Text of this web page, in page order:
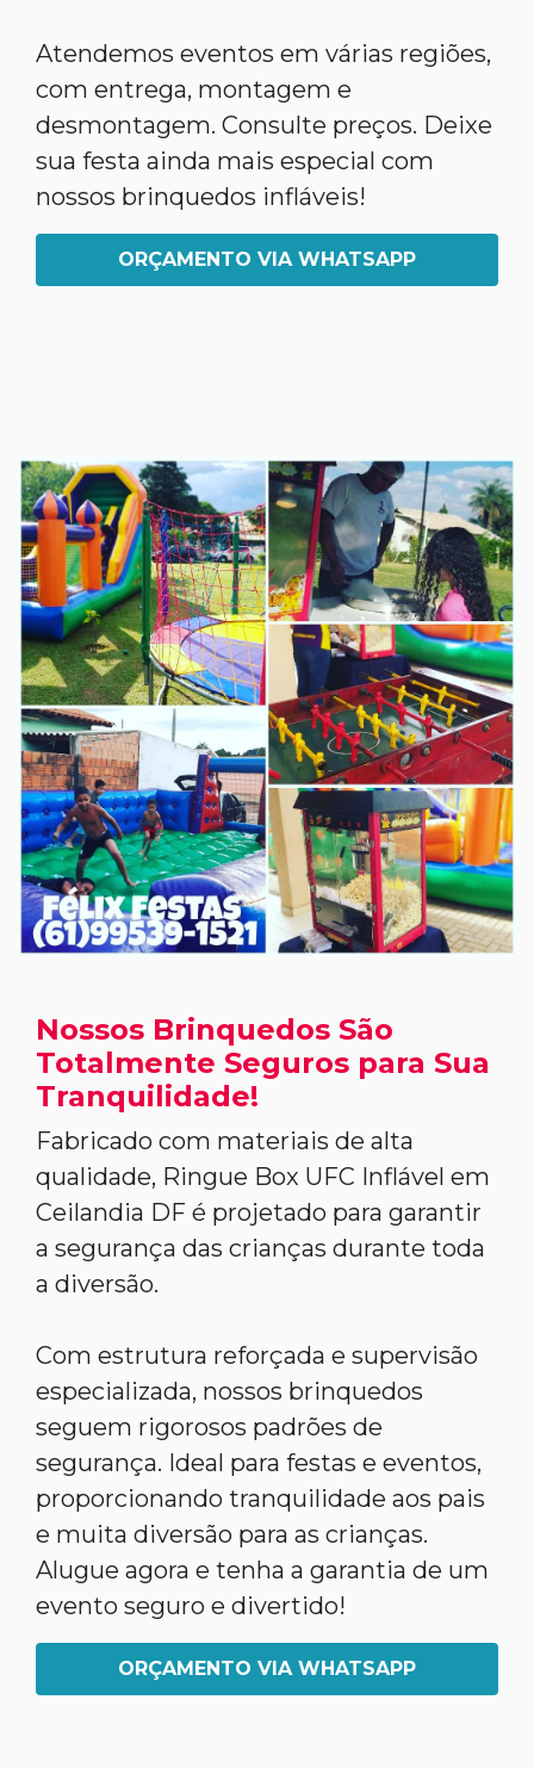
Atendemos eventos em várias regiões,
com entrega, montagem e
desmontagem. Consulte preços. Deixe
sua festa ainda mais especial com
nossos brinquedos infláveis!
ORÇAMENTO VIA WHATSAPP
Nossos Brinquedos São
Totalmente Seguros para Sua
Tranquilidade!
Fabricado com materiais de alta
qualidade, Ringue Box UFC Inflável em
Ceilandia DF é projetado para garantir
a segurança das crianças durante toda
a diversão.
Com estrutura reforçada e supervisão
especializada, nossos brinquedos
seguem rigorosos padrões de
segurança. Ideal para festas e eventos,
proporcionando tranquilidade aos pais
e muita diversão para as crianças.
Alugue agora e tenha a garantia de um
evento seguro e divertido!
ORÇAMENTO VIA WHATSAPP